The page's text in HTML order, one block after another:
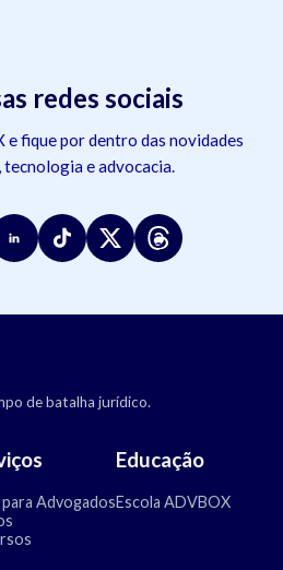
redes sociais
e fique por dentro das novidades
e advocacia.
de batalha jurídico.
para Advogados
Educação
Escola ADVBOX